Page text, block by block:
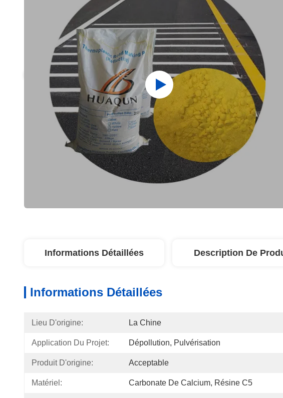
Informations Détaillées Description De
Informations Détaillées
Lieu D'origine: La Chine
Application Du Projet: Dépollution, Pulvérisation
Produit D'origine: Acceptable
Matériel: Carbonate De Calcium, Résine C5